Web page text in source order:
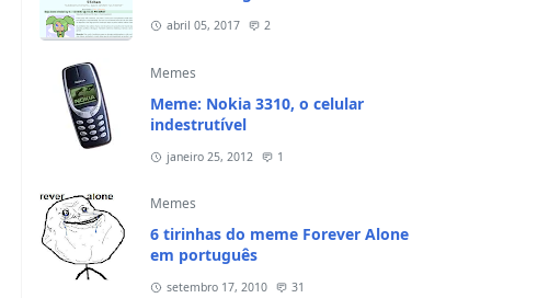
abril 05, 2017 2
Memes
Meme: Nokia 3310, o celular
indestrutível
janeiro 25, 2012 1
Memes
6 tirinhas do meme Forever Alone
em português
setembro 17, 2010 31